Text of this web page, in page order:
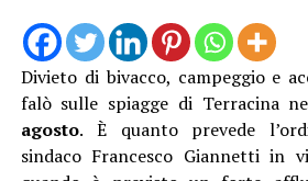
Divieto di bivacco, campeggio e
falò sulle spiagge di Terracina
agosto. È quanto prevede
sindaco Francesco Giannetti in